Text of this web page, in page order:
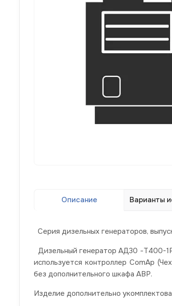
Описание Варианты
Серия дизельных генераторов,
Дизельный генератор АД30 -Т400-1Р
используется контроллер ComAp
без дополнительного шкафа АВР.
Изделие дополнительно